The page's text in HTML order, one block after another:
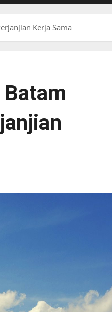
Kerja Sama
Batam